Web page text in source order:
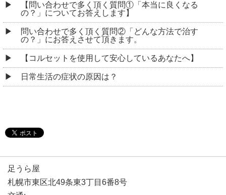
【問い合わせで多く頂く質問①「本当に良くなる
の？」についてお答えします】
問い合わせで多く頂く質問②「どんな方法で治す
の？」にお答えさせて頂きます。
【コルセットを使用して安心しているあなたへ】
日常生活の症状の原因は？
足うら屋
札幌市東区北49条東3丁目6番8号